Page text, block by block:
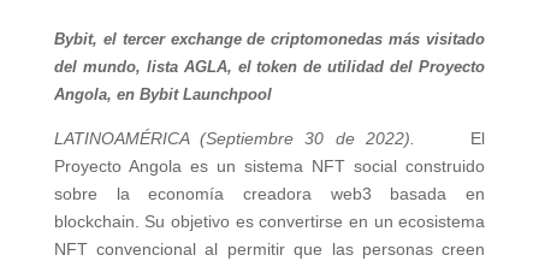
Bybit, el tercer exchange de criptomonedas más visitado
del mundo, lista AGLA, el token de utilidad del Proyecto
Angola, en Bybit Launchpool
LATINOAMÉRICA (Septiembre 30 de 2022). El
Proyecto Angola es un sistema NFT social construido
sobre la economía creadora web3 basada en
blockchain. Su objetivo es convertirse en un ecosistema
NFT convencional al permitir que las personas creen